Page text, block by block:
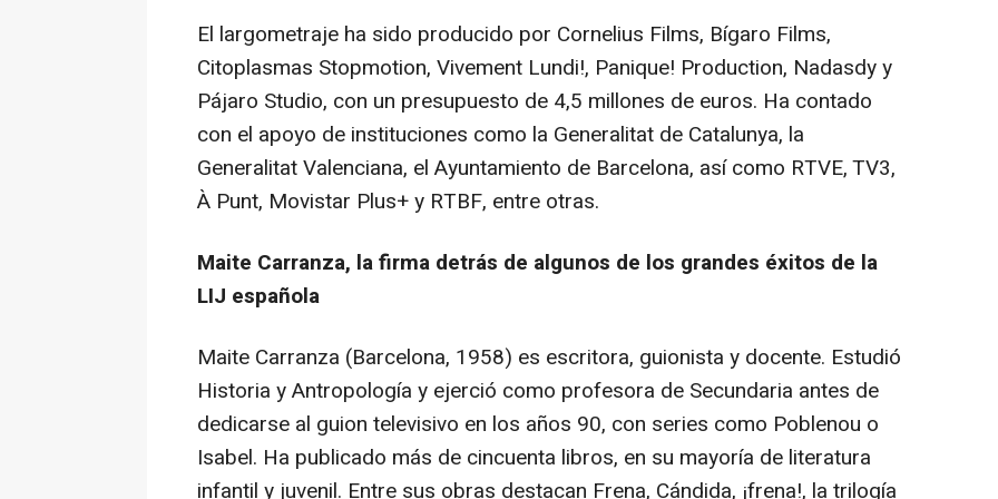
El largometraje ha sido producido por Cornelius Films, Bígaro Films,
Citoplasmas Stopmotion, Vivement Lundi!, Panique! Production, Nadasdy y
Pájaro Studio, con un presupuesto de 4,5 millones de euros. Ha contado
con el apoyo de instituciones como la Generalitat de Catalunya, la
Generalitat Valenciana, el Ayuntamiento de Barcelona, así como RTVE, TV3,
À Punt, Movistar Plus+ y RTBF, entre otras.
Maite Carranza, la firma detrás de algunos de los grandes éxitos de la
LIJ española
Maite Carranza (Barcelona, 1958) es escritora, guionista y docente. Estudió
Historia y Antropología y ejerció como profesora de Secundaria antes de
dedicarse al guion televisivo en los años 90, con series como Poblenou o
Isabel. Ha publicado más de cincuenta libros, en su mayoría de literatura
infantil y juvenil. Entre sus obras destacan Frena, Cándida, ¡frena!, la trilogía